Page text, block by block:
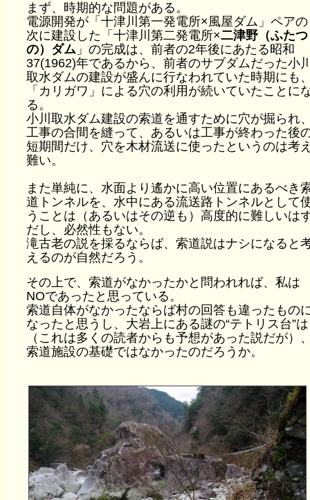
まず、時期的な問題がある。
電源開発が「十津川第一発電所×風屋ダム」ペアの
次に建設した「十津川第二発電所×二津野（ふたつ
の）ダム」の完成は、前者の2年後にあたる昭和
37(1962)年であるから、前者のサブダムだった小
取水ダムの建設が盛んに行なわれていた時期にも
「カリガワ」による穴の利用が続いていたことに
る。
小川取水ダム建設の索道を通すために穴が掘られ
工事の合間を縫って、あるいは工事が終わった後
短期間だけ、穴を木材流送に使ったというのは考
難い。
また単純に、水面より遙かに高い位置にあるべき
道トンネルを、水中にある流送路トンネルとして
うことは（あるいはその逆も）高度的に難しいは
だし、必然性もない。
滝古老の説を採るならば、索道説はナシになると
えるのが自然だろう。
その上で、索道がなかったかと問われれば、私は
NOであったと思っている。
索道自体がなかったならば村の回答も違ったもの
なったと思うし、大岩上にある謎の“テトリス台”は
（これは多くの読者からも予想があった説だが）
索道施設の基礎ではなかったのだろうか。